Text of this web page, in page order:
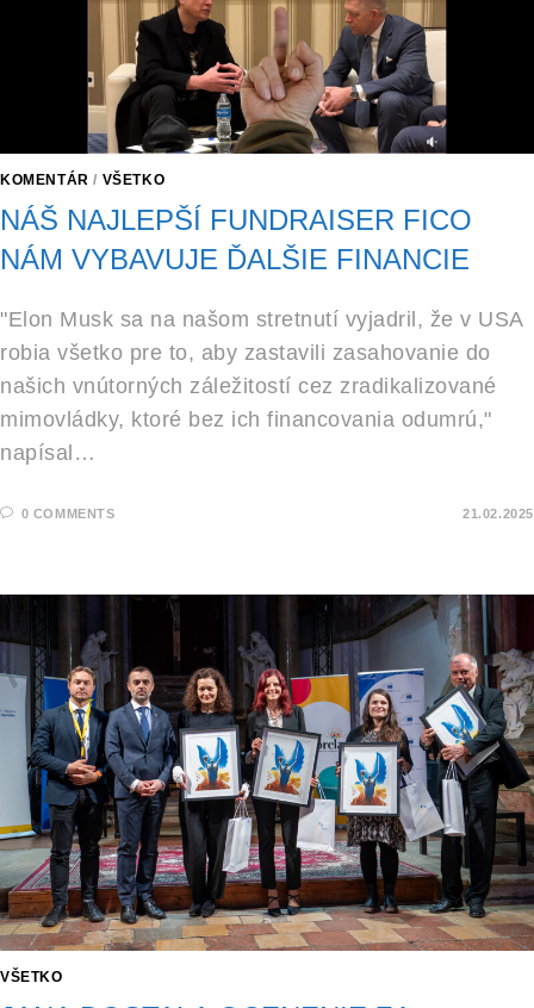
KOMENTÁR / VŠETKO
NÁŠ NAJLEPŠÍ FUNDRAISER FICO
NÁM VYBAVUJE ĎALŠIE FINANCIE
"Elon Musk sa na našom stretnutí vyjadril, že v USA
robia všetko pre to, aby zastavili zasahovanie do
našich vnútorných záležitostí cez zradikalizované
mimovládky, ktoré bez ich financovania odumrú,"
napísal…
0 COMMENTS 21.02.2025
VŠETKO